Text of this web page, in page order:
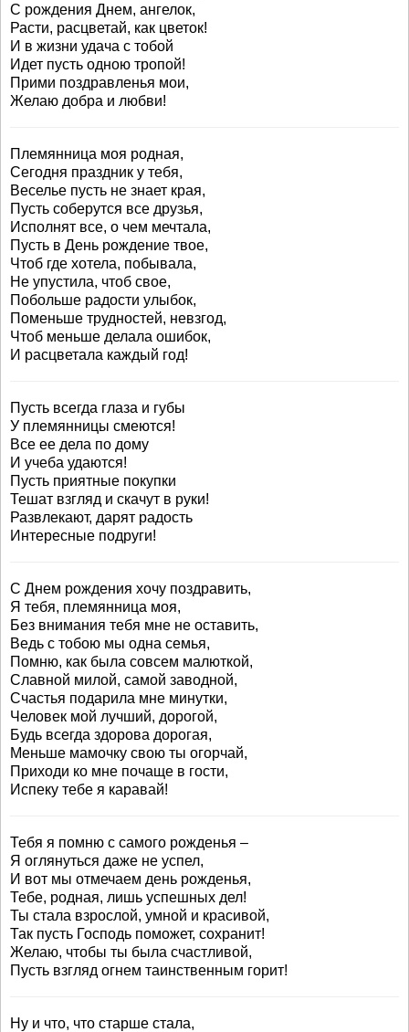
С рождения Днем, ангелок,
Расти, расцветай, как цветок!
И в жизни удача с тобой
Идет пусть одною тропой!
Прими поздравленья мои,
Желаю добра и любви!
Племянница моя родная,
Сегодня праздник у тебя,
Веселье пусть не знает края,
Пусть соберутся все друзья,
Исполнят все, о чем мечтала,
Пусть в День рождение твое,
Чтоб где хотела, побывала,
Не упустила, чтоб свое,
Побольше радости улыбок,
Поменьше трудностей, невзгод,
Чтоб меньше делала ошибок,
И расцветала каждый год!
Пусть всегда глаза и губы
У племянницы смеются!
Все ее дела по дому
И учеба удаются!
Пусть приятные покупки
Тешат взгляд и скачут в руки!
Развлекают, дарят радость
Интересные подруги!
С Днем рождения хочу поздравить,
Я тебя, племянница моя,
Без внимания тебя мне не оставить,
Ведь с тобою мы одна семья,
Помню, как была совсем малюткой,
Славной милой, самой заводной,
Счастья подарила мне минутки,
Человек мой лучший, дорогой,
Будь всегда здорова дорогая,
Меньше мамочку свою ты огорчай,
Приходи ко мне почаще в гости,
Испеку тебе я каравай!
Тебя я помню с самого рожденья –
Я оглянуться даже не успел,
И вот мы отмечаем день рожденья,
Тебе, родная, лишь успешных дел!
Ты стала взрослой, умной и красивой,
Так пусть Господь поможет, сохранит!
Желаю, чтобы ты была счастливой,
Пусть взгляд огнем таинственным горит!
Ну и что, что старше стала,